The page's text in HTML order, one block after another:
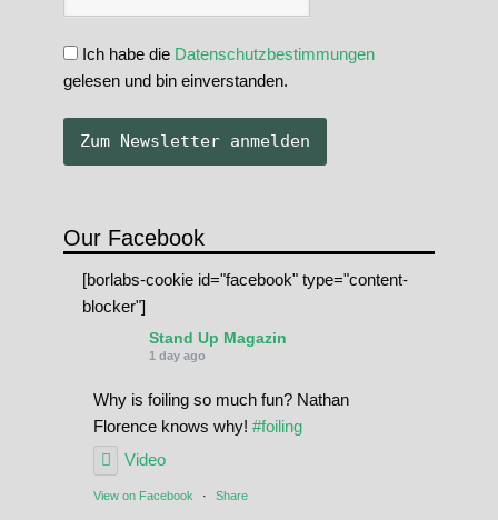
Ich habe die Datenschutzbestimmungen
gelesen und bin einverstanden.
Our Facebook
[borlabs-cookie id="facebook" type="content-
blocker"]
Stand Up Magazin
1 day ago
Why is foiling so much fun? Nathan
Florence knows why! #foiling
Video
View on Facebook · Share